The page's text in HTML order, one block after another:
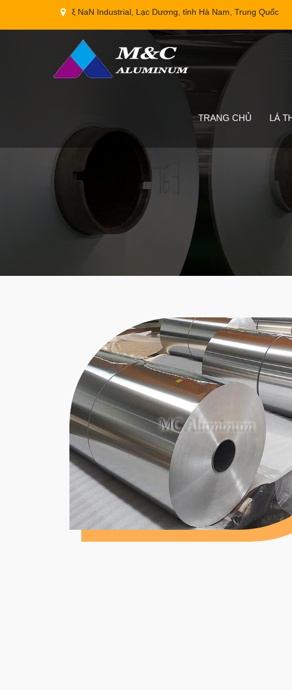
ξ NaN Industrial, Lạc Dương, tỉnh Hà Nam, Trung Quốc
TRANG CHỦ LÁ